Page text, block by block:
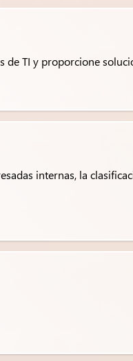
TI y proporcione
internas, la